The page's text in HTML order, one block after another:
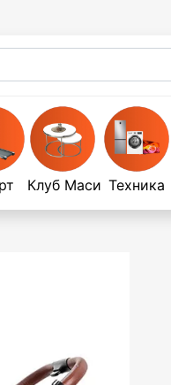
Клуб Маси Техника